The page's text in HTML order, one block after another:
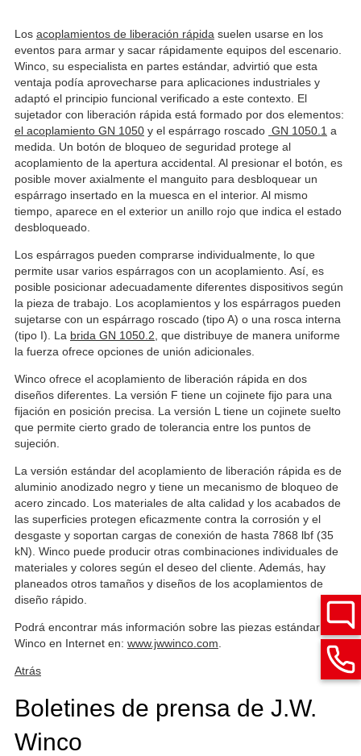
Los acoplamientos de liberación rápida suelen usarse en los
eventos para armar y sacar rápidamente equipos del escenario.
Winco, su especialista en partes estándar, advirtió que esta
ventaja podía aprovecharse para aplicaciones industriales y
adaptó el principio funcional verificado a este contexto. El
sujetador con liberación rápida está formado por dos elementos:
el acoplamiento GN 1050 y el espárrago roscado GN 1050.1 a
medida. Un botón de bloqueo de seguridad protege al
acoplamiento de la apertura accidental. Al presionar el botón, es
posible mover axialmente el manguito para desbloquear un
espárrago insertado en la muesca en el interior. Al mismo
tiempo, aparece en el exterior un anillo rojo que indica el estado
desbloqueado.
Los espárragos pueden comprarse individualmente, lo que
permite usar varios espárragos con un acoplamiento. Así, es
posible posicionar adecuadamente diferentes dispositivos según
la pieza de trabajo. Los acoplamientos y los espárragos pueden
sujetarse con un espárrago roscado (tipo A) o una rosca interna
(tipo I). La brida GN 1050.2 , que distribuye de manera uniforme
la fuerza ofrece opciones de unión adicionales.
Winco ofrece el acoplamiento de liberación rápida en dos
diseños diferentes. La versión F tiene un cojinete fijo para una
fijación en posición precisa. La versión L tiene un cojinete suelto
que permite cierto grado de tolerancia entre los puntos de
sujeción.
La versión estándar del acoplamiento de liberación rápida es de
aluminio anodizado negro y tiene un mecanismo de bloqueo de
acero zincado. Los materiales de alta calidad y los acabados de
las superficies protegen eficazmente contra la corrosión y el
desgaste y soportan cargas de conexión de hasta 7868 lbf (35
kN). Winco puede producir otras combinaciones individuales de
materiales y colores según el deseo del cliente. Además, hay
planeados otros tamaños y diseños de los acoplamientos de
diseño rápido.
Podrá encontrar más información sobre las piezas estándar de
Winco en Internet en: www.jwwinco.com
Atrás
Boletines de prensa de J.W.
Winco